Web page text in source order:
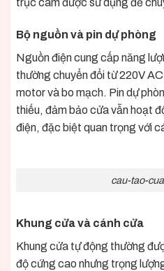
trục cam được sử dụng để
Bộ nguồn và pin dự phòng
Nguồn điện cung cấp năng
thường chuyển đổi từ 220V
motor và bo mạch. Pin dự
thiếu, đảm bảo cửa vẫn hoạt
điện, đặc biệt quan trọng với
cau-tao-
Khung cửa và cánh cửa
Khung cửa tự động thường
độ cứng cao nhưng trọng